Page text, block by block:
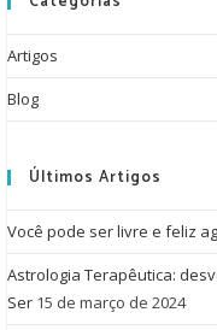
Artigos
Blog
Últimos Artigos
Você pode ser livre e feliz
Astrologia Terapêutica:
Ser 15 de março de 2024